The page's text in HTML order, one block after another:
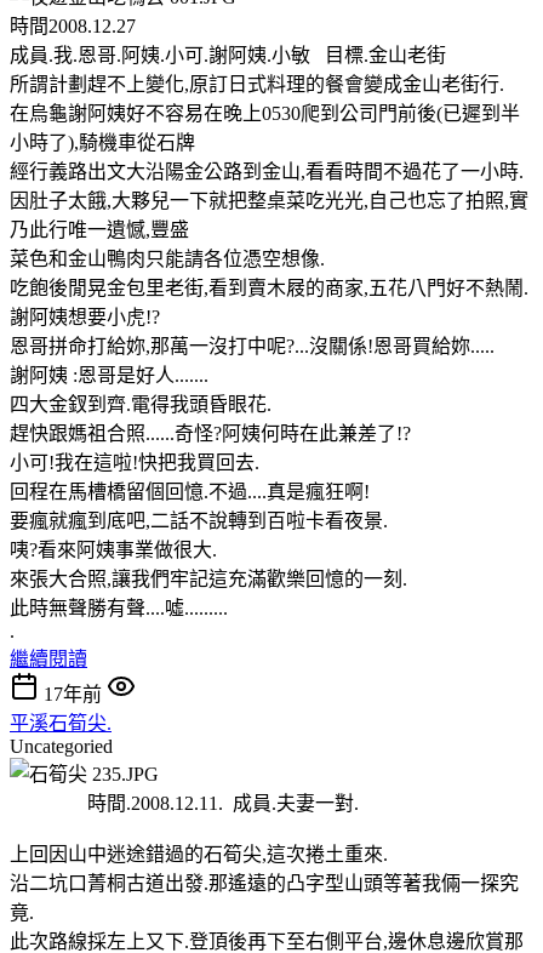
時間2008.12.27
成員.我.恩哥.阿姨.小可.謝阿姨.小敏 目標.金山老街
所謂計劃趕不上變化,原訂日式料理的餐會變成金山老街行.
在烏龜謝阿姨好不容易在晚上0530爬到公司門前後(已遲到半
小時了),騎機車從石牌
經行義路出文大沿陽金公路到金山,看看時間不過花了一小時.
因肚子太餓,大夥兒一下就把整桌菜吃光光,自己也忘了拍照,實
乃此行唯一遺憾,豐盛
菜色和金山鴨肉只能請各位憑空想像.
吃飽後閒晃金包里老街,看到賣木屐的商家,五花八門好不熱鬧.
謝阿姨想要小虎!?
恩哥拼命打給妳,那萬一沒打中呢?...沒關係!恩哥買給妳.....
謝阿姨 :恩哥是好人.......
四大金釵到齊.電得我頭昏眼花.
趕快跟媽祖合照......奇怪?阿姨何時在此兼差了!?
小可!我在這啦!快把我買回去.
回程在馬槽橋留個回憶.不過....真是瘋狂啊!
要瘋就瘋到底吧,二話不說轉到百啦卡看夜景.
咦?看來阿姨事業做很大.
來張大合照,讓我們牢記這充滿歡樂回憶的一刻.
此時無聲勝有聲....噓.........
.
繼續閱讀
17年前
平溪石筍尖.
Uncategoried
時間.2008.12.11. 成員.夫妻一對.
上回因山中迷途錯過的石筍尖,這次捲土重來.
沿二坑口菁桐古道出發.那遙遠的凸字型山頭等著我倆一探究
竟.
此次路線採左上又下.登頂後再下至右側平台,邊休息邊欣賞那